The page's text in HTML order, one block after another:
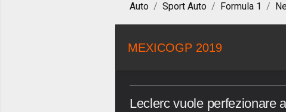
Auto Sport Auto Formula 1
MEXICOGP 2019
Leclerc vuole perfezionare